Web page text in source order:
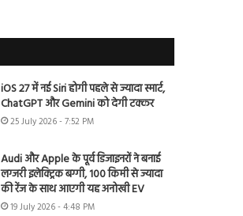
iOS 27 में नई Siri होगी पहले से ज्यादा स्मार्ट,
ChatGPT और Gemini को देगी टक्कर
25 July 2026 - 7:52 PM
Audi और Apple के पूर्व डिजाइनरों ने बनाई
लग्जरी इलेक्ट्रिक बग्गी, 100 किमी से ज्यादा
की रेंज के साथ आएगी यह अनोखी EV
19 July 2026 - 4:48 PM